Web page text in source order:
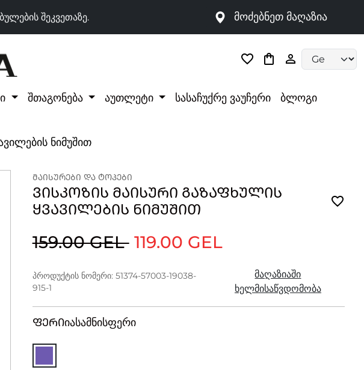
შეკვეთაზე. მოძებნეთ მაღაზია
შთაგონება აუთლეტი სასაჩუქრე ვაუჩერი ბლოგი
ნიმუშით
ᲛᲐᲘᲡᲣᲠᲔᲑᲘ ᲓᲐ ᲢᲝᲞᲔᲑᲘ
ᲕᲘᲡᲙᲝᲖᲘᲡ ᲛᲐᲘᲡᲣᲠᲘ ᲒᲐᲖᲐᲤᲮᲣᲚᲘᲡ
ᲧᲕᲐᲕᲘᲚᲔᲑᲘᲡ ᲜᲘᲛᲣᲨᲘᲗ
159.00 GEL 119.00 GEL
პროდუქტის ნომერი: 51374-57003-19038-
915-1
მაღაზიაში
ხელმისაწვდომობა
ᲤᲔᲠᲘიასამნისფერი